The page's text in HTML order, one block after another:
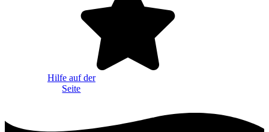
Hilfe auf der
Seite